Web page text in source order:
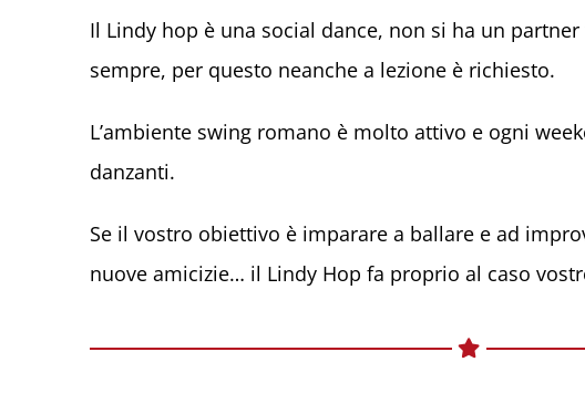
Il Lindy hop è una social dance, non si ha un
sempre, per questo neanche a lezione è richiesto.
L’ambiente swing romano è molto attivo e ogni
danzanti.
Se il vostro obiettivo è imparare a ballare e ad
nuove amicizie… il Lindy Hop fa proprio al caso